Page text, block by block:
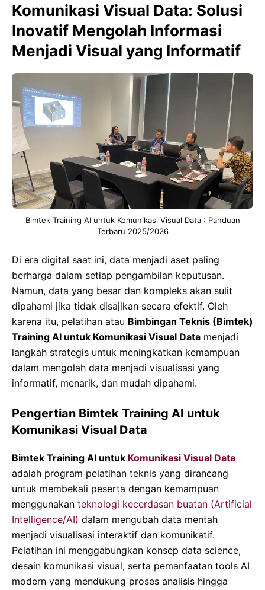
Komunikasi Visual Data: Solusi
Inovatif Mengolah Informasi
Menjadi Visual yang Informatif
Bimtek Training AI untuk Komunikasi Visual Data : Panduan
Terbaru 2025/2026
Di era digital saat ini, data menjadi aset paling
berharga dalam setiap pengambilan keputusan.
Namun, data yang besar dan kompleks akan sulit
dipahami jika tidak disajikan secara efektif. Oleh
karena itu, pelatihan atau Bimbingan Teknis (Bimtek)
Training AI untuk Komunikasi Visual Data menjadi
langkah strategis untuk meningkatkan kemampuan
dalam mengolah data menjadi visualisasi yang
informatif, menarik, dan mudah dipahami.
Pengertian Bimtek Training AI untuk
Komunikasi Visual Data
Bimtek Training AI untuk Komunikasi Visual Data
adalah program pelatihan teknis yang dirancang
untuk membekali peserta dengan kemampuan
menggunakan teknologi kecerdasan buatan (Artificial
Intelligence/AI) dalam mengubah data mentah
menjadi visualisasi interaktif dan komunikatif.
Pelatihan ini menggabungkan konsep data science,
desain komunikasi visual, serta pemanfaatan tools AI
modern yang mendukung proses analisis hingga